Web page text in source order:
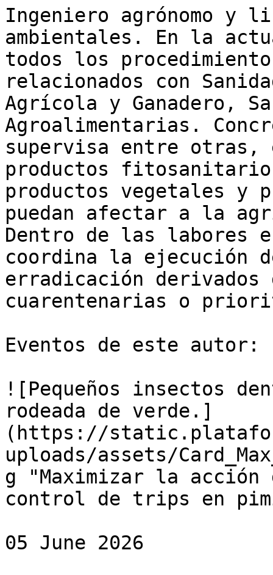
Ingeniero agrónomo y
ambientales. En la
todos los
relacionados con
Agrícola y Ganadero,
Agroalimentarias.
supervisa entre
productos
productos vegetales y
puedan afectar a la
Dentro de las labores
coordina la ejecución
erradicación derivados
cuarentenarias o
Eventos de este autor:
![Pequeños insectos
rodeada de verde.]
(https://
uploads/assets/
g "Maximizar la
control de trips en
05 June 2026